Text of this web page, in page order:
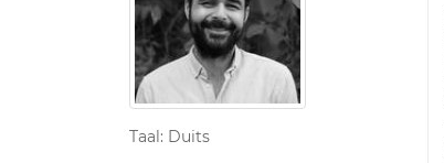
Taal: Duits